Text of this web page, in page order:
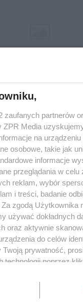
w serwisie nie może być
rozpowszechniany w
lub mechaniczny) na
formie, włącznie z
praw. Jakiekolwiek
w całości lub w części z
zabronione pod groźbą
O nas
zaufanych partnerów
ZPR Media
na urządzeniu
osobowe, takie jak
informacje
przeglądania w celu
reklam, wybór
i treści, badanie
Za zgodą Użytkownika
używać dokładnych
oraz aktywnie
do celów
Twoją prywatność,
technologii poprzez
przycisk
dolnym rogu